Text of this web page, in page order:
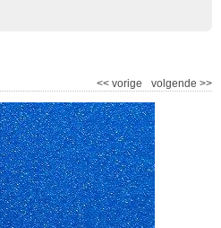
volgende >>
<< vorige